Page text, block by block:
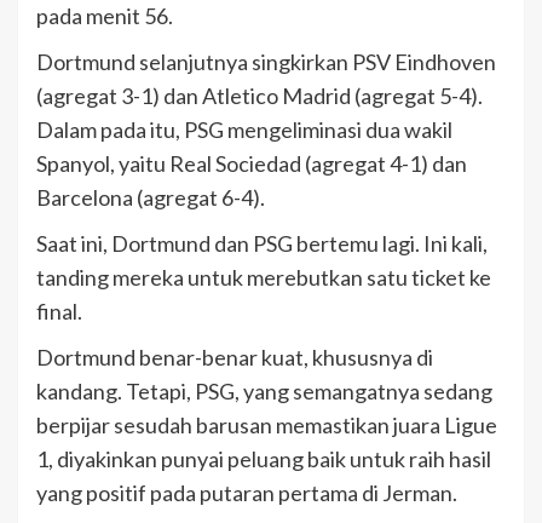
pada menit 56.
Dortmund selanjutnya singkirkan PSV Eindhoven
(agregat 3-1) dan Atletico Madrid (agregat 5-4).
Dalam pada itu, PSG mengeliminasi dua wakil
Spanyol, yaitu Real Sociedad (agregat 4-1) dan
Barcelona (agregat 6-4).
Saat ini, Dortmund dan PSG bertemu lagi. Ini kali,
tanding mereka untuk merebutkan satu ticket ke
final.
Dortmund benar-benar kuat, khususnya di
kandang. Tetapi, PSG, yang semangatnya sedang
berpijar sesudah barusan memastikan juara Ligue
1, diyakinkan punyai peluang baik untuk raih hasil
yang positif pada putaran pertama di Jerman.